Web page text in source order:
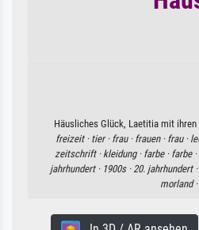
Häusliches Glück, Laetitia mit
freizeit · tier · frau · frauen · frau ·
zeitschrift · kleidung · farbe · farbe ·
jahrhundert · 1900s · 20. jahrhundert ·
morland ·